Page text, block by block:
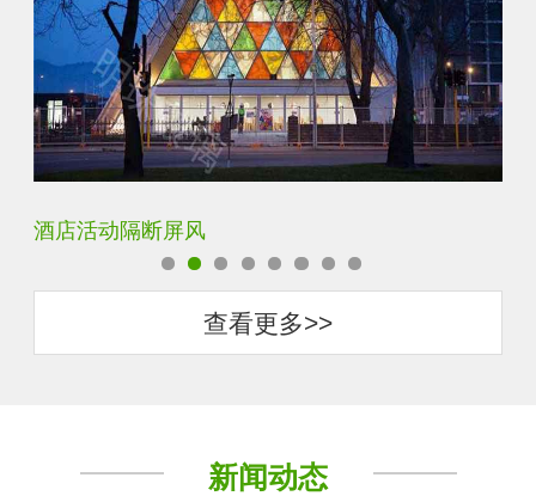
银玻长虹玻璃玄关隔断
查看更多>>
新闻动态